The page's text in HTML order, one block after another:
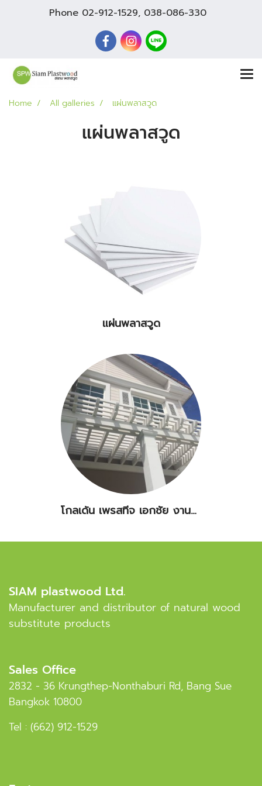
Phone 02-912-1529, 038-086-330
Home All galleries แผ่นพลาสวูด
แผ่นพลาสวูด
แผ่นพลาสวูด
โกลเด้น เพรสทีจ เอกชัย งานระแนงพลาสวูด
SIAM plastwood Ltd.
Manufacturer and distributor of natural wood
substitute products
Sales Office
2832 - 36 Krungthep-Nonthaburi Rd, Bang Sue
Bangkok 10800
Tel : (662) 912-1529